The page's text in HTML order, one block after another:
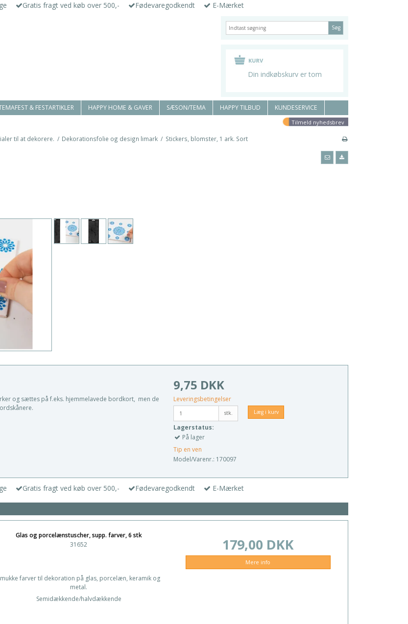
Gratis fragt ved køb over 500,- Fødevaregodkendt E-Mærket
Søg
Din indkøbskurv er tom
& FESTARTIKLER HAPPY HOME & GAVER SÆSON/TEMA HAPPY TILBUD KUNDESERVICE
Tilmeld nyhedsbrev
til at dekorere. / Dekorationsfolie og design limark / Stickers, blomster, 1 ark. Sort
og sættes på f.eks. hjemmelavede bordkort, men de
9,75 DKK
Leveringsbetingelser
stk. Læg i kurv
Lagerstatus:
På lager
Tip en ven
Model/Varenr.: 170097
Gratis fragt ved køb over 500,- Fødevaregodkendt E-Mærket
Glas og porcelænstuscher, supp. farver, 6 stk
31652
farver til dekoration på glas, porcelæn, keramik og
metal.
Semidækkende/halvdækkende
179,00 DKK
Mere info